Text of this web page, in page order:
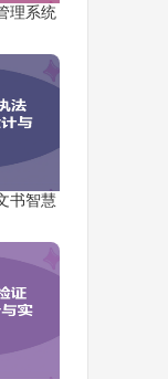
理系统
书智慧